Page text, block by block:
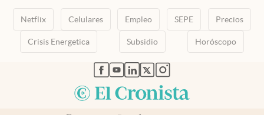
Netflix Celulares Empleo SEPE Precios
Crisis Energetica Subsidio Horóscopo
abre en nueva pestaña
abre en nueva pestaña
abre en nueva pestaña
abre en nueva pestaña
abre en nueva pestaña